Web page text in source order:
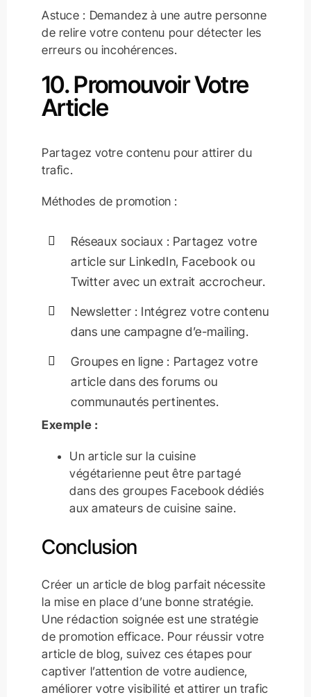
Astuce : Demandez à une autre personne
de relire votre contenu pour détecter les
erreurs ou incohérences.
10. Promouvoir Votre
Article
Partagez votre contenu pour attirer du
trafic.
Méthodes de promotion :
Réseaux sociaux : Partagez votre
article sur LinkedIn, Facebook ou
Twitter avec un extrait accrocheur.
Newsletter : Intégrez votre contenu
dans une campagne d’e-mailing.
Groupes en ligne : Partagez votre
article dans des forums ou
communautés pertinentes.
Exemple :
Un article sur la cuisine
végétarienne peut être partagé
dans des groupes Facebook dédiés
aux amateurs de cuisine saine.
Conclusion
Créer un article de blog parfait nécessite
la mise en place d’une bonne stratégie.
Une rédaction soignée est une stratégie
de promotion efficace. Pour réussir votre
article de blog, suivez ces étapes pour
captiver l’attention de votre audience,
améliorer votre visibilité et attirer un trafic